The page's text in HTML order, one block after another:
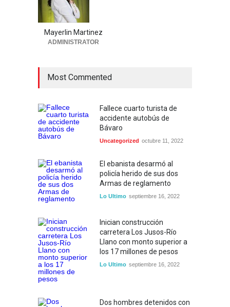
Mayerlin Martinez
ADMINISTRATOR
Most Commented
Fallece cuarto turista de
accidente autobús de
Bávaro
Uncategorized octubre 11, 2022
El ebanista desarmó al
policía herido de sus dos
Armas de reglamento
Lo Ultimo septiembre 16, 2022
Inician construcción
carretera Los Jusos-Río
Llano con monto superior a
los 17 millones de pesos
Lo Ultimo septiembre 16, 2022
Dos hombres detenidos con